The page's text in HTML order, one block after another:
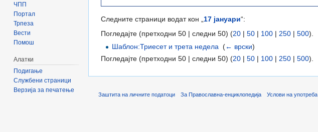
Следните страници водат кон „17 јануари“:
Погледајте (претходни 50 | следни 50) (20 | 50 | 100 | 250 | 500).
Шаблон:Триесет и трета недела ‎(← врски)
Погледајте (претходни 50 | следни 50) (20 | 50 | 100 | 250 | 500).
ЧПП
Портал
Трпеза
Вести
Помош
Алатки
Подигање
Службени страници
Верзија за печатење
Заштита на личните податоци За Православна-енциклопедија Услови на употреба